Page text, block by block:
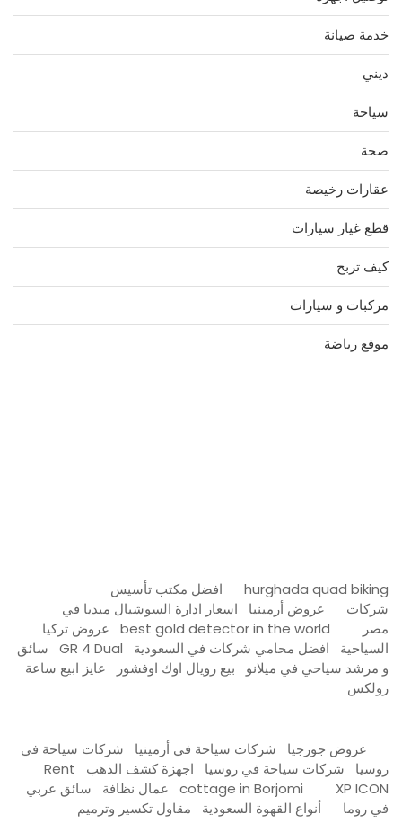
خدمة صيانة
ديني
سياحة
صحة
عقارات رخيصة
قطع غيار سيارات
كيف تربح
مركبات و سيارات
موقع رياضة
hurghada quad biking
افضل مكتب تأسيس
شركات
عروض أرمينيا
اسعار ادارة السوشيال ميديا في
مصر
best gold detector in the world
عروض تركيا
السياحية
افضل محامي شركات في السعودية GR 4 Dual
سائق
و مرشد سياحي في ميلانو
بيع رويال اوك اوفشور
عايز ابيع ساعة
رولكس
عروض جورجيا شركات سياحة في أرمينيا
شركات سياحة في
روسيا
شركات سياحة في روسيا اجهزة كشف الذهب
Rent
cottage in Borjomi
XP ICON عمال نظافة
سائق عربي
في روما
أنواع القهوة السعودية مقاول تكسير وترميم